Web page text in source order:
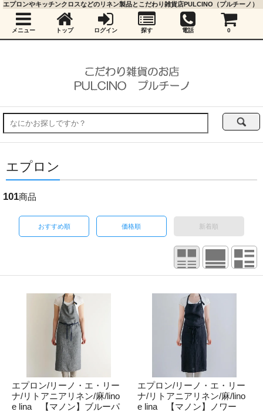
エプロン
101商品
おすすめ順 価格順 新着順
エプロン/リーノ・エ・リー
ナ/リトアニアリネン/麻/lino
e lina 【マノン】ブルーパ
エプロン/リーノ・エ・リー
ナ/リトアニアリネン/麻/lino
e lina 【マノン】ノワー
エプロンやキッチンクロスなどのリネン製品とこだわり雑貨店PULCINO（プルチーノ）
メニュー トップ ログイン 探す 電話 0